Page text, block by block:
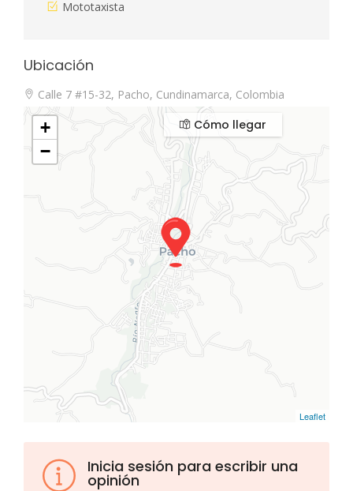
Mototaxista
Ubicación
Calle 7 #15-32, Pacho, Cundinamarca, Colombia
+
−
Leaflet
Cómo llegar
Inicia sesión para escribir una
opinión